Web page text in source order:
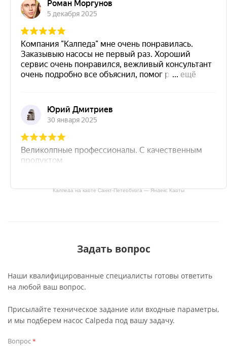
Калпеда на карте Санкт‑Петербурга — Яндекс Карты
Задать вопрос
Наши квалифицированные специалисты готовы ответить
на любой ваш вопрос.
Присылайте техническое задание или входные параметры,
и мы подберем насос Calpeda под вашу задачу.
Вопрос*